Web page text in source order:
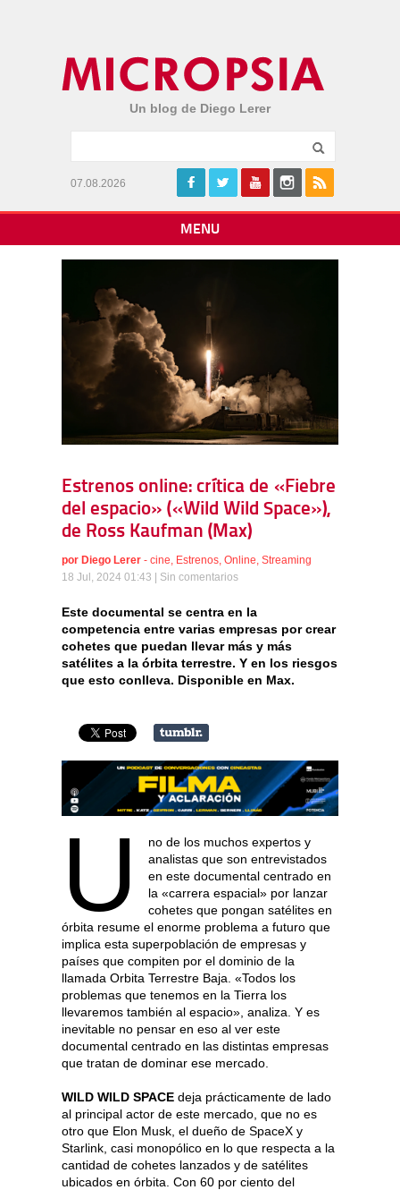
Un blog de Diego Lerer
07.08.2026
MENU
Estrenos online: crítica de «Fiebre
del espacio» («Wild Wild Space»),
de Ross Kaufman (Max)
por Diego Lerer - cine Estrenos Online Streaming
18 Jul, 2024 01:43 | Sin comentarios
Este documental se centra en la
competencia entre varias empresas por crear
cohetes que puedan llevar más y más
satélites a la órbita terrestre. Y en los riesgos
que esto conlleva. Disponible en Max.
U
no de los muchos expertos y
analistas que son entrevistados
en este documental centrado en
la «carrera espacial» por lanzar
cohetes que pongan satélites en
órbita resume el enorme problema a futuro que
implica esta superpoblación de empresas y
países que compiten por el dominio de la
llamada Orbita Terrestre Baja. «Todos los
problemas que tenemos en la Tierra los
llevaremos también al espacio», analiza. Y es
inevitable no pensar en eso al ver este
documental centrado en las distintas empresas
que tratan de dominar ese mercado.
WILD WILD SPACE deja prácticamente de lado
al principal actor de este mercado, que no es
otro que Elon Musk, el dueño de SpaceX y
Starlink, casi monopólico en lo que respecta a la
cantidad de cohetes lanzados y de satélites
ubicados en órbita. Con 60 por ciento del